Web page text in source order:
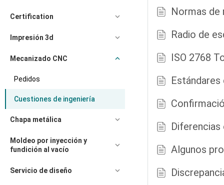
Normas de
Radio de
ISO 2768
Diferencias
Algunos
Certification
Impresión 3d
Mecanizado CNC
Pedidos
Cuestiones de ingeniería
Chapa metálica
Moldeo por inyección y
fundición al vacío
Servicio de diseño